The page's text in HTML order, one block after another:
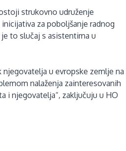
strukovno udruženje
za poboljšanje radnog
to slučaj s asistentima u
njegovatelja u evropske zemlje na
nalaženja zainteresovanih
i njegovatelja“, zaključuju u HO